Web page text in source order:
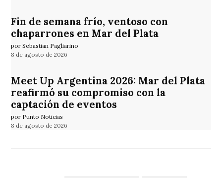
Fin de semana frío, ventoso con
chaparrones en Mar del Plata
por Sebastian Pagliarino
8 de agosto de 2026
Meet Up Argentina 2026: Mar del Plata
reafirmó su compromiso con la
captación de eventos
por Punto Noticias
8 de agosto de 2026